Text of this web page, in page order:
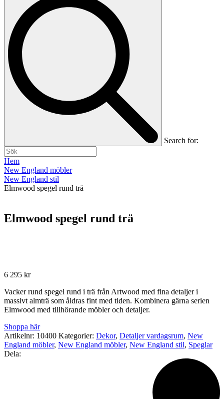
Search for:
Hem
New England möbler
New England stil
Elmwood spegel rund trä
Elmwood spegel rund trä
6 295 kr
Vacker rund spegel rund i trä från Artwood med fina detaljer i
massivt almträ som åldras fint med tiden. Kombinera gärna serien
Elmwood med tillhörande möbler och detaljer.
Shoppa här
Artikelnr: 10400 Kategorier: Dekor, Detaljer vardagsrum, New
England möbler, New England möbler, New England stil, Speglar
Dela: